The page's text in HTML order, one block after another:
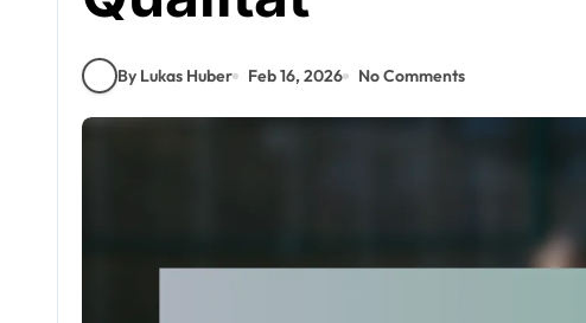
By Lukas Huber Feb 16, 2026 No Comments